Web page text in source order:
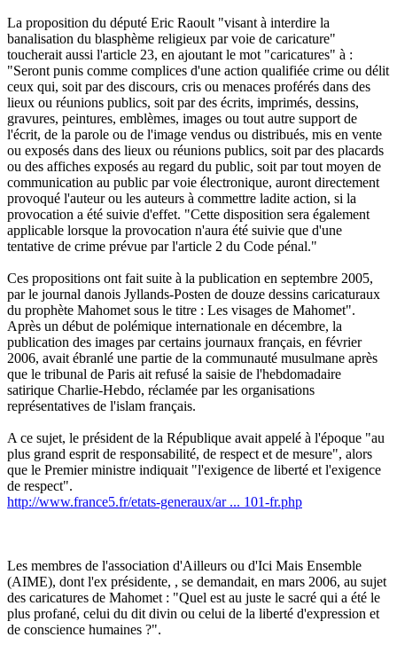
La proposition du député Eric Raoult "visant à interdire la
banalisation du blasphème religieux par voie de caricature"
toucherait aussi l'article 23, en ajoutant le mot "caricatures" à :
"Seront punis comme complices d'une action qualifiée crime ou délit
ceux qui, soit par des discours, cris ou menaces proférés dans des
lieux ou réunions publics, soit par des écrits, imprimés, dessins,
gravures, peintures, emblèmes, images ou tout autre support de
l'écrit, de la parole ou de l'image vendus ou distribués, mis en vente
ou exposés dans des lieux ou réunions publics, soit par des placards
ou des affiches exposés au regard du public, soit par tout moyen de
communication au public par voie électronique, auront directement
provoqué l'auteur ou les auteurs à commettre ladite action, si la
provocation a été suivie d'effet. "Cette disposition sera également
applicable lorsque la provocation n'aura été suivie que d'une
tentative de crime prévue par l'article 2 du Code pénal."
Ces propositions ont fait suite à la publication en septembre 2005,
par le journal danois Jyllands-Posten de douze dessins caricaturaux
du prophète Mahomet sous le titre : Les visages de Mahomet".
Après un début de polémique internationale en décembre, la
publication des images par certains journaux français, en février
2006, avait ébranlé une partie de la communauté musulmane après
que le tribunal de Paris ait refusé la saisie de l'hebdomadaire
satirique Charlie-Hebdo, réclamée par les organisations
représentatives de l'islam français.
A ce sujet, le président de la République avait appelé à l'époque "au
plus grand esprit de responsabilité, de respect et de mesure", alors
que le Premier ministre indiquait "l'exigence de liberté et l'exigence
de respect".
http://www.france5.fr/etats-generaux/ar ... 101-fr.php
Les membres de l'association d'Ailleurs ou d'Ici Mais Ensemble
(AIME), dont l'ex présidente, , se demandait, en mars 2006, au sujet
des caricatures de Mahomet : "Quel est au juste le sacré qui a été le
plus profané, celui du dit divin ou celui de la liberté d'expression et
de conscience humaines ?".